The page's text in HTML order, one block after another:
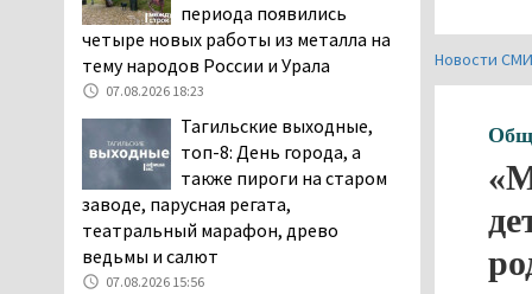
Новости
периода появились
четыре новых работы из металла на
тему народов России и Урала
07.08.2026 18:23
Тагильские выходные,
топ-8: День города, а
также пироги на старом
заводе, парусная регата,
театральный марафон, древо
ведьмы и салют
07.08.2026 15:56